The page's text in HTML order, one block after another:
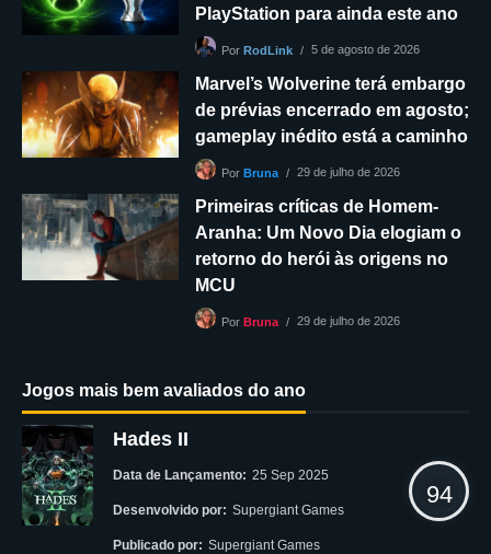
PlayStation para ainda este ano
Por RodLink 5 de agosto de 2026
Marvel’s Wolverine terá embargo
de prévias encerrado em agosto;
gameplay inédito está a caminho
Por Bruna 29 de julho de 2026
Primeiras críticas de Homem-
Aranha: Um Novo Dia elogiam o
retorno do herói às origens no
MCU
Por Bruna 29 de julho de 2026
Jogos mais bem avaliados do ano
Hades II
Data de Lançamento: 25 Sep 2025
Desenvolvido por: Supergiant Games
Publicado por: Supergiant Games
94